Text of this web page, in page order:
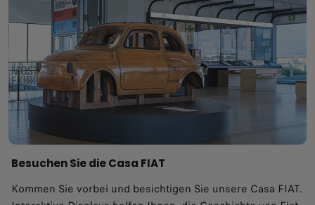
Besuchen Sie die Casa FIAT
Kommen Sie vorbei und besichtigen Sie unsere Casa FIAT.